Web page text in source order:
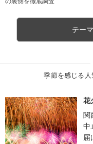
テー
季節を感じる
花
関
中
届